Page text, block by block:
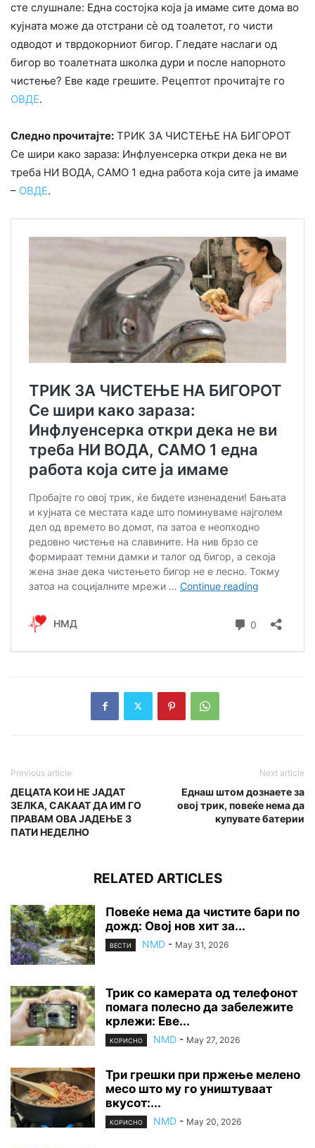
сте слушнале: Една состојка која ја имаме сите дома во
кујната може да отстрани сè од тоалетот, го чисти
одводот и тврдокорниот бигор. Гледате наслаги од
бигор во тоалетната школка дури и после напорното
чистење? Еве каде грешите. Рецептот прочитајте го
ОВДЕ.
Следно прочитајте: ТРИК ЗА ЧИСТЕЊЕ НА БИГОРОТ
Се шири како зараза: Инфлуенсерка откри дека не ви
треба НИ ВОДА, САМО 1 една работа која сите ја имаме
– ОВДЕ.
Previous article
ДЕЦАТА КОИ НЕ ЈАДАТ
ЗЕЛКА, САКААТ ДА ИМ ГО
ПРАВАМ ОВА ЈАДЕЊЕ 3
ПАТИ НЕДЕЛНО
Next article
Еднаш штом дознаете за
овој трик, повеќе нема да
купувате батерии
RELATED ARTICLES
Повеќе нема да чистите бари по
дожд: Овој нов хит за...
ВЕСТИ NMD - May 31, 2026
Трик со камерата од телефонот
помага полесно да забележите
крлежи: Еве...
КОРИСНО NMD - May 27, 2026
Три грешки при пржење мелено
месо што му го уништуваат
вкусот:...
КОРИСНО NMD - May 20, 2026